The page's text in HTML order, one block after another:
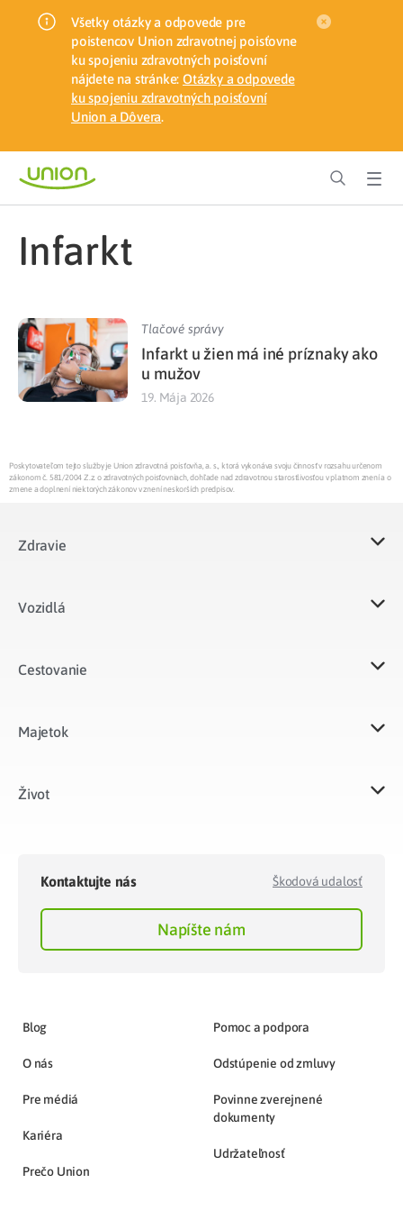
Všetky otázky a odpovede pre
poistencov Union zdravotnej poisťovne
ku spojeniu zdravotných poisťovní
nájdete na stránke: Otázky a odpovede
ku spojeniu zdravotných poisťovní
Union a Dôvera.
infarkt
Tlačové správy
Infarkt u žien má iné príznaky ako
u mužov
19. Mája 2026
Poskytovateľom tejto služby je Union zdravotná poisťovňa, a. s., ktorá vykonáva svoju činnosť v rozsahu určenom
zákonom č. 581/2004 Z.z. o zdravotných poisťovniach, dohľade nad zdravotnou starostlivosťou v platnom znení a o
zmene a doplnení niektorých zákonov v znení neskorších predpisov.
Zdravie
Vozidlá​
Cestovanie
Majetok​
Život​
Kontaktujte nás Škodová udalosť
Napíšte nám
Blog
O nás
Pre médiá
Kariéra
Prečo Union
Pomoc a podpora
Odstúpenie od zmluvy
Povinne zverejnené
dokumenty
Udržateľnosť